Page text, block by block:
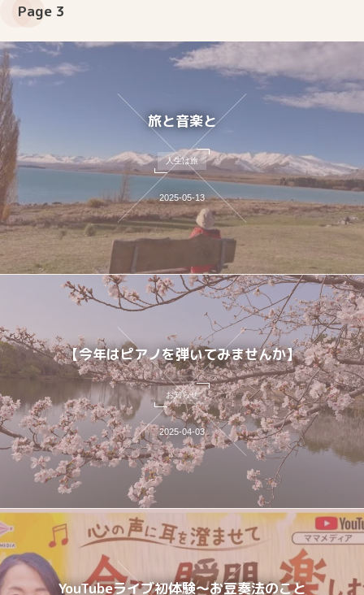
Page 3
旅と音楽と
人生は旅
2025-05-13
【今年はピアノを弾いてみませんか】
お知らせ
2025-04-03
YouTubeライブ初体験～お豆奏法のこと